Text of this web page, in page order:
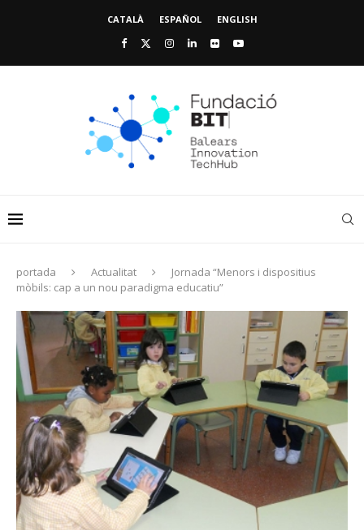
CATALÀ ESPAÑOL ENGLISH
portada Actualitat
Jornada “Menors i dispositius
mòbils: cap a un nou paradigma educatiu”